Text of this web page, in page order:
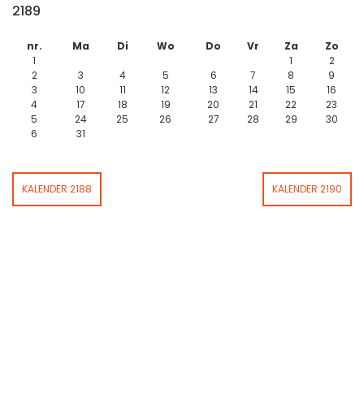
2189
nr. Ma Di Wo Do Vr Za
Zo
1
1
2
2
3 4 5 6 7 8
9
3
10 11 12 13 14 15
16
4
17 18 19 20 21 22
23
5
24 25 26 27 28 29
30
6
31
KALENDER 2188 KALENDER 2190